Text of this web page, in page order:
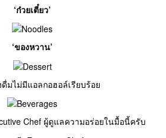
‘ก๋วยเตี๋ยว’
‘ของหวาน’
ดื่มไม่มีแอลกอฮอล์เรียบร้อย
Chef ผู้ดูแลความอร่อยในมื้อนี้ครับ